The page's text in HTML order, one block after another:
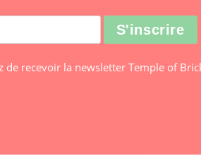
de recevoir la newsletter Temple of